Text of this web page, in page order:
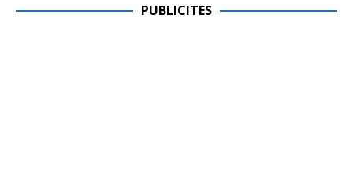
PUBLICITES